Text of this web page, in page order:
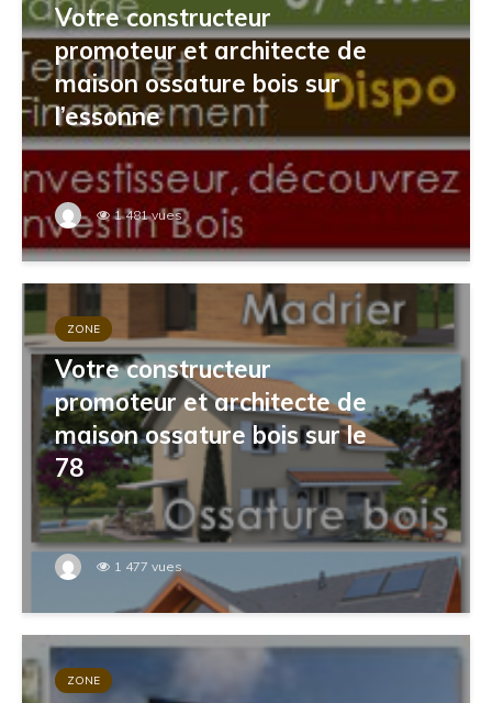
Votre constructeur
promoteur et architecte de
maison ossature bois sur
l’essonne
1 481 vues
ZONE
Votre constructeur
promoteur et architecte de
maison ossature bois sur le
78
1 477 vues
ZONE